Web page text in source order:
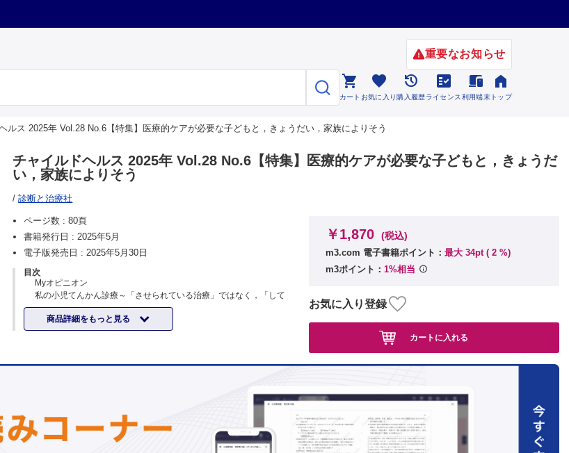
重要なお知らせ

カート

お気に入り

購入履歴

ライセンス

利用端末

トップ
ルス 2025年 Vol.28 No.6【特集】医療的ケアが必要な子どもと，きょうだい，家族によりそう
チャイルドヘルス 2025年 Vol.28 No.6【特集】医療的ケアが必要な子どもと，きょうだ
い，家族によりそう
/診断と治療社
ページ数 :80頁
書籍発行日 :2025年5月
電子版発売日 :2025年5月30日
目次
Myオピニオン
私の小児てんかん診療～「させられている治療」ではなく，「して
いる」治療へ～…三谷 納
【特 集】医療的ケアが必要な子どもと，きょうだい，家族により
そう
3 子どもと家族の暮らしを支える訪問看護…梶原厚子，堀口亜貴
4 地域における小児在宅歯科医療と口腔ケア…小方清和
5 みんなと一緒に育ちたい！ 医療的ケア児のインクルーシブ保
商品詳細をもっと見る
￥1,870 (税込)
m3.com 電子書籍ポイント： 最大 34pt ( 2 %)
m3ポイント： 1%相当
お気に入り登録
カートに入れる